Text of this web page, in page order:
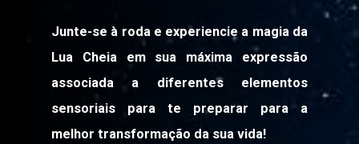
Junte-se à roda e experiencie a magia da
Lua Cheia em sua máxima expressão
associada a diferentes elementos
sensoriais para te preparar para a
melhor transformação da sua vida!